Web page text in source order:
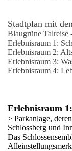
Stadtplan mit
Blaugrüne
Erlebnisraum 1:
Erlebnisraum 2:
Erlebnisraum 3:
Erlebnisraum 4:
Erlebnisraum
> Parkanlage,
Schlossberg und
Das